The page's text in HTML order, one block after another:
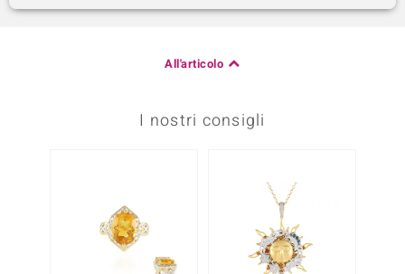
All'articolo
I nostri consigli